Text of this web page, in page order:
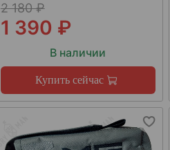
2 180 ₽
1 390 ₽
В наличии
Купить сейчас